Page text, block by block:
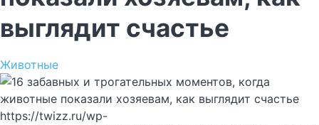
выглядит счастье
Животные
https://twizz.ru/wp-